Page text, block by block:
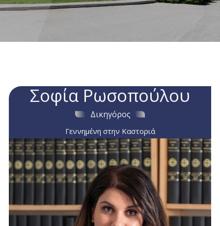
Σοφία Ρωσοπούλου
Δικηγόρος
Γεννημένη στην Καστοριά